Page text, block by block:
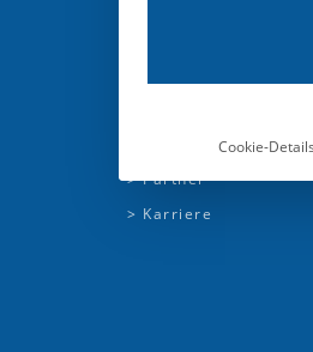
> Partner
> Karriere
Cookie-Details